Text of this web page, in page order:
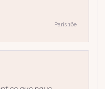
Paris 16e